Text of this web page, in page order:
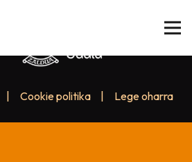
Cookie politika Lege oharra